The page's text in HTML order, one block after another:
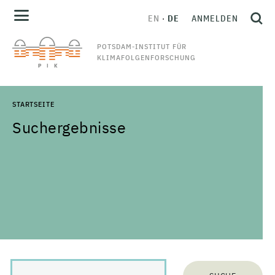
POTSDAM-INSTITUT FÜR
KLIMAFOLGENFORSCHUNG
EN DE ANMELDEN
STARTSEITE
Suchergebnisse